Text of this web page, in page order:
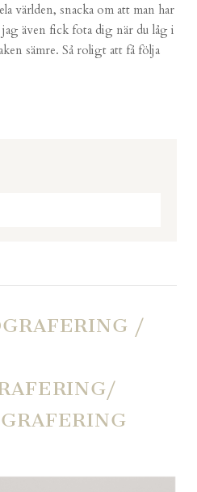
världen, snacka om att man har
även fick fota dig när du låg i
sämre. Så roligt att få följa
/